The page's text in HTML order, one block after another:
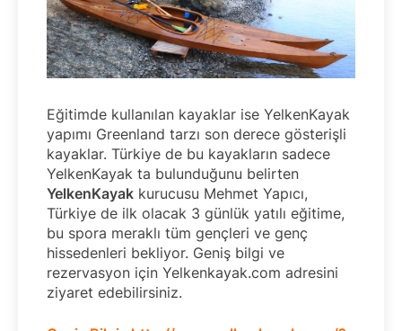
Eğitimde kullanılan kayaklar ise YelkenKayak
yapımı Greenland tarzı son derece gösterişli
kayaklar. Türkiye de bu kayakların sadece
YelkenKayak ta bulunduğunu belirten
YelkenKayak kurucusu Mehmet Yapıcı,
Türkiye de ilk olacak 3 günlük yatılı eğitime,
bu spora meraklı tüm gençleri ve genç
hissedenleri bekliyor. Geniş bilgi ve
rezervasyon için Yelkenkayak.com adresini
ziyaret edebilirsiniz.